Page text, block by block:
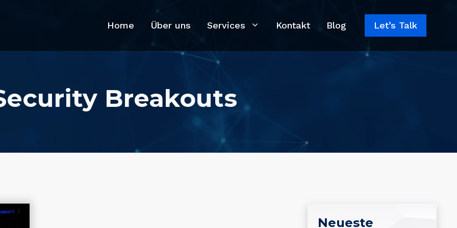
Home Über uns Services Kontakt Blog Let’s Talk
Breakouts
Neueste